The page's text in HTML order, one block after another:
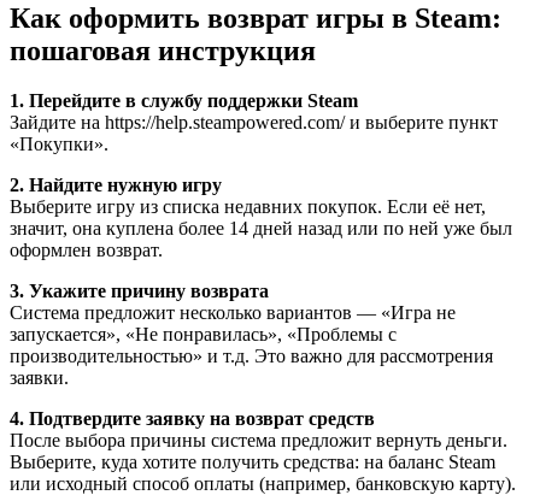
Как оформить возврат игры в Steam:
пошаговая инструкция
1. Перейдите в службу поддержки Steam
Зайдите на https://help.steampowered.com/и выберите пункт
«Покупки».
2. Найдите нужную игру
Выберите игру из списка недавних покупок. Если её нет,
значит, она куплена более 14 дней назад или по ней уже был
оформлен возврат.
3. Укажите причину возврата
Система предложит несколько вариантов — «Игра не
запускается», «Не понравилась», «Проблемы с
производительностью» и т.д. Это важно для рассмотрения
заявки.
4. Подтвердите заявку на возврат средств
После выбора причины система предложит вернуть деньги.
Выберите, куда хотите получить средства: на баланс Steam
или исходный способ оплаты (например, банковскую карту).